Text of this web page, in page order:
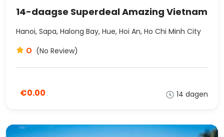
14-daagse Superdeal Amazing Vietnam
Hanoi, Sapa, Halong Bay, Hue, Hoi An, Ho Chi Minh City
0 (No Review)
€0.00 14 dagen